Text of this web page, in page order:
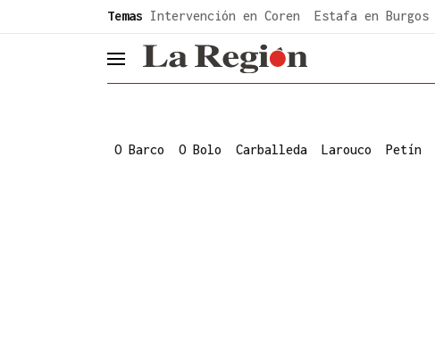
Temas Intervención en Coren Estafa en Burgos
header.menu.open
O Barco O Bolo Carballeda Larouco Petín